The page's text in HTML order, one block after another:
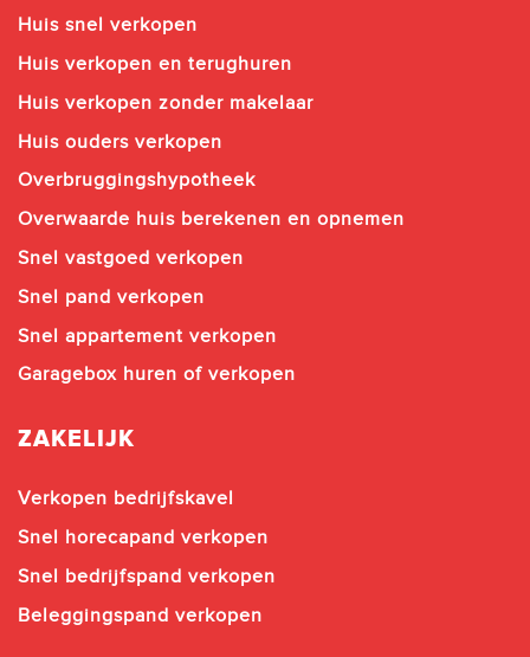
Huis snel verkopen
Huis verkopen en terughuren
Huis verkopen zonder makelaar
Huis ouders verkopen
Overbruggingshypotheek
Overwaarde huis berekenen en opnemen
Snel vastgoed verkopen
Snel pand verkopen
Snel appartement verkopen
Garagebox huren of verkopen
ZAKELIJK
Verkopen bedrijfskavel
Snel horecapand verkopen
Snel bedrijfspand verkopen
Beleggingspand verkopen